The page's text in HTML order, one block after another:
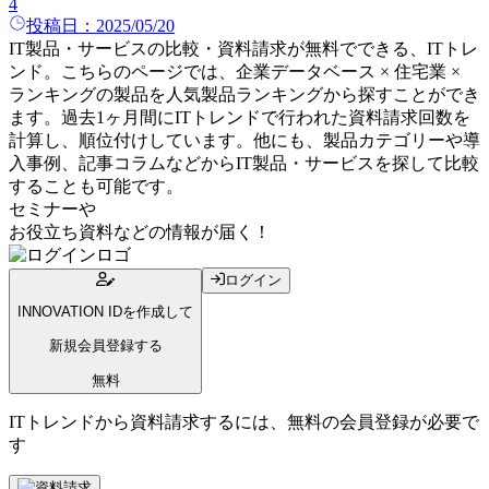
投稿日： 2025/05/20
IT製品・サービスの比較・資料請求が無料でできる、ITトレ
ンド。こちらのページでは、 企業データベース × 住宅業 ×
ランキングの製品を人気製品ランキングから探すことができ
ます。過去1ヶ月間にITトレンドで行われた資料請求回数を
計算し、順位付けしています。他にも、製品カテゴリーや導
入事例、記事コラムなどからIT製品・サービスを探して比較
することも可能です。
セミナーや
お役立ち資料などの情報が届く！
INNOVATION IDを作成して
新規会員登録する
無料
ログイン
ITトレンドから資料請求するには、無料の会員登録が必要で
す